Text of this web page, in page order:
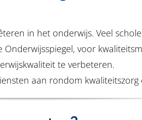
in het onderwijs. Veel
voor
te verbeteren.
aan rondom